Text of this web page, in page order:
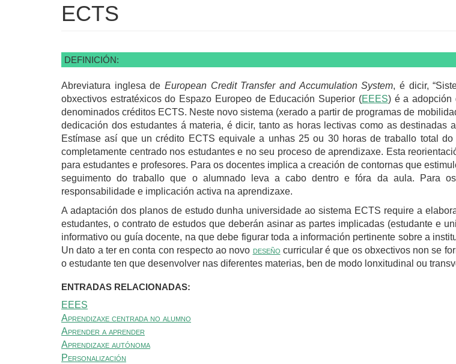
ECTS
DEFINICIÓN:
Abreviatura inglesa de European Credit Transfer and Accumulation System, é dicir,
obxectivos estratéxicos do Espazo Europeo de Educación Superior (EEES) é a adopción
denominados créditos ECTS. Neste novo sistema (xerado a partir de programas de
dedicación dos estudantes á materia, é dicir, tanto as horas lectivas como as destinadas
Estímase así que un crédito ECTS equivale a unhas 25 ou 30 horas de traballo total
completamente centrado nos estudantes e no seu proceso de aprendizaxe. Esta
para estudantes e profesores. Para os docentes implica a creación de contornas que
seguimento do traballo que o alumnado leva a cabo dentro e fóra da aula. Para
responsabilidade e implicación activa na aprendizaxe.
A adaptación dos planos de estudo dunha universidade ao sistema ECTS require a
estudantes, o contrato de estudos que deberán asinar as partes implicadas (estudante e
informativo ou guía docente, na que debe figurar toda a información pertinente sobre a
Un dato a ter en conta con respecto ao novo deseño curricular é que os obxectivos non se
o estudante ten que desenvolver nas diferentes materias, ben de modo lonxitudinal ou
ENTRADAS RELACIONADAS:
EEES
Aprendizaxe centrada no alumno
Aprender a aprender
Aprendizaxe autónoma
Personalización